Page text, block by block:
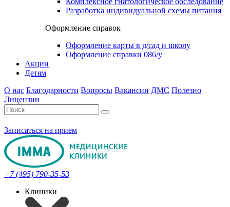
Разработка индивидуальной схемы питания
Оформление справок
Оформление карты в д/сад и школу
Оформление справки 086/у
Акции
Детям
О нас Благодарности Вопросы Вакансии ДМС Полезно
Лицензии
Записаться на прием
+7 (495) 790-35-53
Клиники